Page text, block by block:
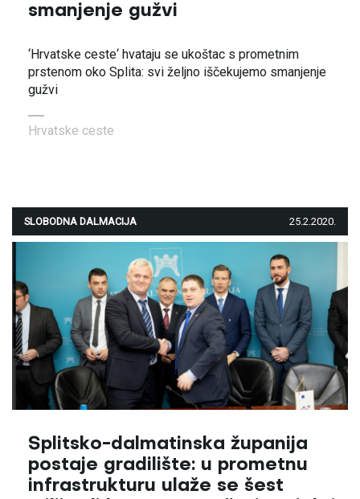
smanjenje gužvi
‘Hrvatske ceste‘ hvataju se ukoštac s prometnim
prstenom oko Splita: svi željno iščekujemo smanjenje
gužvi
Hrvatske ceste
SLOBODNA DALMACIJA 25.2.2020.
Splitsko-dalmatinska županija
postaje gradilište: u prometnu
infrastrukturu ulaže se šest